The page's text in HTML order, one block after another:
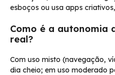
esboços ou usa apps
Como é a autonomia
real?
Com uso misto (navegação,
dia cheio; em uso moderado